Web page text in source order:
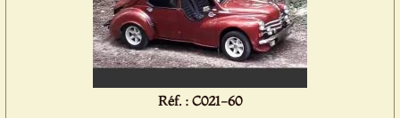
Réf. : C021-60